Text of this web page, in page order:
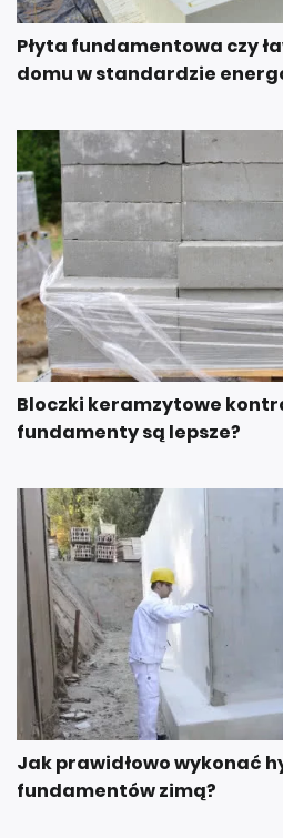
Płyta fundamentowa czy
domu w standardzie
Bloczki keramzytowe
fundamenty są lepsze?
Jak prawidłowo wykonać
fundamentów zimą?